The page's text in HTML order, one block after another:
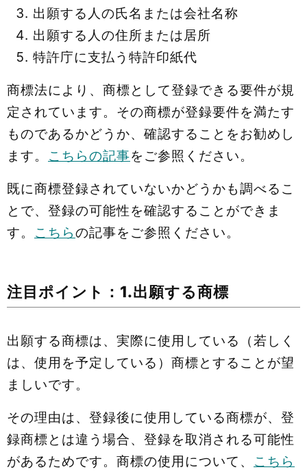
出願する人の氏名または会社名称
出願する人の住所または居所
特許庁に支払う特許印紙代
商標法により、商標として登録できる要件が規
定されています。その商標が登録要件を満たす
ものであるかどうか、確認することをお勧めし
ます。 こちらの記事をご参照ください。
既に商標登録されていないかどうかも調べるこ
とで、登録の可能性を確認することができま
す。 こちらの記事をご参照ください。
注目ポイント：1.出願する商標
出願する商標は、実際に使用している（若しく
は、使用を予定している）商標とすることが望
ましいです。
その理由は、登録後に使用している商標が、登
録商標とは違う場合、登録を取消される可能性
があるためです。商標の使用について、 こちら